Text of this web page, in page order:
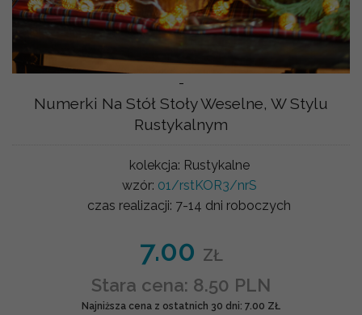
-
Numerki Na Stół Stoły Weselne, W Stylu
Rustykalnym
kolekcja: Rustykalne
wzór: 01/rstKOR3/nrS
czas realizacji: 7-14 dni roboczych
7.00 ZŁ
Stara cena: 8.50 PLN
Najniższa cena z ostatnich 30 dni: 7.00 ZŁ